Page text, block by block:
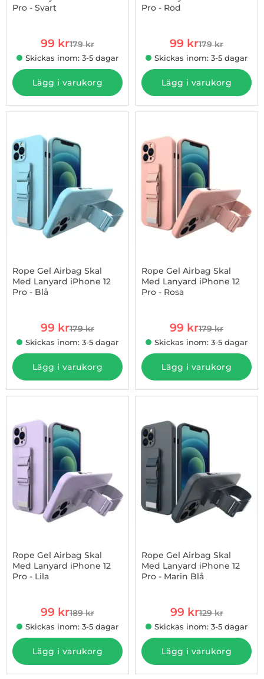
Pro - Svart
rea pris
99 krtidigare pris
179 kr
Skickas inom: 3-5 dagar
Lägg i varukorg
Pro - Röd
rea pris
99 krtidigare pris
179 kr
Skickas inom: 3-5 dagar
Lägg i varukorg
Rope Gel Airbag Skal
Med Lanyard iPhone 12
Pro - Blå
rea pris
99 krtidigare pris
179 kr
Skickas inom: 3-5 dagar
Lägg i varukorg
Rope Gel Airbag Skal
Med Lanyard iPhone 12
Pro - Rosa
rea pris
99 krtidigare pris
179 kr
Skickas inom: 3-5 dagar
Lägg i varukorg
Rope Gel Airbag Skal
Med Lanyard iPhone 12
Pro - Lila
rea pris
99 krtidigare pris
189 kr
Skickas inom: 3-5 dagar
Lägg i varukorg
Rope Gel Airbag Skal
Med Lanyard iPhone 12
Pro - Marin Blå
rea pris
99 krtidigare pris
129 kr
Skickas inom: 3-5 dagar
Lägg i varukorg